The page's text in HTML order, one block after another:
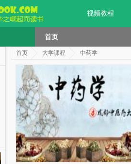
视频教程
首页
首页 大学课程 中药学